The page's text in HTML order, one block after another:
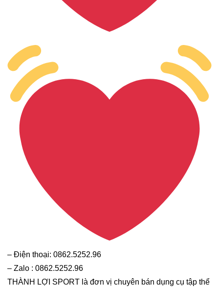
– Điện thoại: 0862.5252.96
– Zalo : 0862.5252.96
THÀNH LỢI SPORT là đơn vị chuyên bán dụng cụ tập thể